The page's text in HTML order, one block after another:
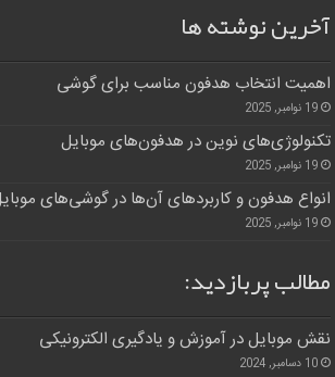
آخرین نوشته ها
اهمیت انتخاب هدفون مناسب برای گوشی
19 نوامبر, 2025
تکنولوژی‌های نوین در هدفون‌های موبایل
19 نوامبر, 2025
انواع هدفون و کاربردهای آن‌ها در گوشی‌های
19 نوامبر, 2025
مطالب پربازدید:
نقش موبایل در آموزش و یادگیری الکترونیکی
10 دسامبر, 2024